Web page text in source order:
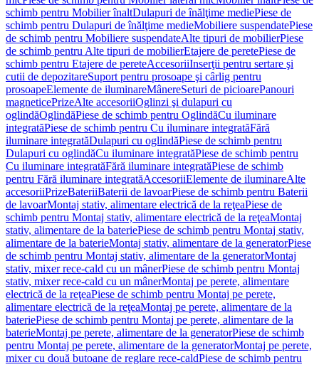
schimb pentru Mobilier înaltDulapuri de înălţime mediePiese de
schimb pentru Dulapuri de înălţime medieMobiliere suspendatePiese
de schimb pentru Mobiliere suspendateAlte tipuri de mobilierPiese
de schimb pentru Alte tipuri de mobilierEtajere de peretePiese de
schimb pentru Etajere de pereteAccesoriiInserţii pentru sertare şi
cutii de depozitareSuport pentru prosoape şi cârlig pentru
prosoapeElemente de iluminareMânereSeturi de picioarePanouri
magneticePrizeAlte accesoriiOglinzi şi dulapuri cu
oglindăOglindăPiese de schimb pentru OglindăCu iluminare
integratăPiese de schimb pentru Cu iluminare integratăFără
iluminare integratăDulapuri cu oglindăPiese de schimb pentru
Dulapuri cu oglindăCu iluminare integratăPiese de schimb pentru
Cu iluminare integratăFără iluminare integratăPiese de schimb
pentru Fără iluminare integratăAccesoriiElemente de iluminareAlte
accesoriiPrizeBateriiBaterii de lavoarPiese de schimb pentru Baterii
de lavoarMontaj stativ, alimentare electrică de la reţeaPiese de
schimb pentru Montaj stativ, alimentare electrică de la reţeaMontaj
stativ, alimentare de la bateriePiese de schimb pentru Montaj stativ,
alimentare de la baterieMontaj stativ, alimentare de la generatorPiese
de schimb pentru Montaj stativ, alimentare de la generatorMontaj
stativ, mixer rece-cald cu un mânerPiese de schimb pentru Montaj
stativ, mixer rece-cald cu un mânerMontaj pe perete, alimentare
electrică de la reţeaPiese de schimb pentru Montaj pe perete,
alimentare electrică de la reţeaMontaj pe perete, alimentare de la
bateriePiese de schimb pentru Montaj pe perete, alimentare de la
baterieMontaj pe perete, alimentare de la generatorPiese de schimb
pentru Montaj pe perete, alimentare de la generatorMontaj pe perete,
mixer cu două butoane de reglare rece-caldPiese de schimb pentru